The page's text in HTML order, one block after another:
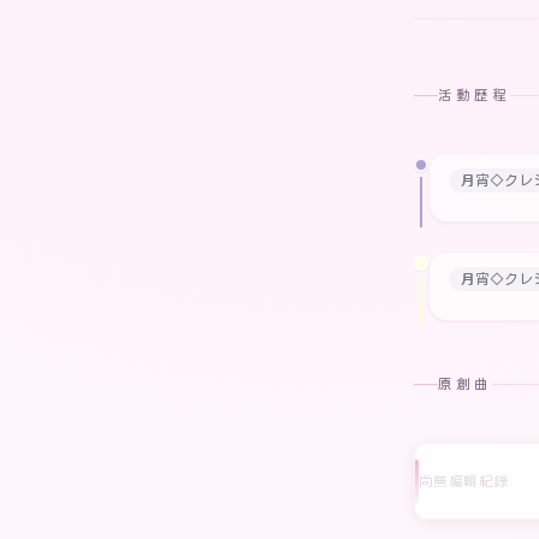
活動歷程
月宵◇クレ
月宵◇クレ
原創曲
尚無編輯紀錄